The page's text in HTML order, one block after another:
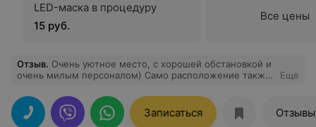
LED-маска в процедуру
15 руб.
Все цены
Отзыв. Очень уютное место, с хорошей обстановкой и
очень милым персоналом) Само расположение также
и мило. Отличным бонусом является , что после сауны
или кедровых бочек подаётся тёплый чай их трав.
Очень понравился антицеллюлитный массаж,
Еще
Записаться Отзывы